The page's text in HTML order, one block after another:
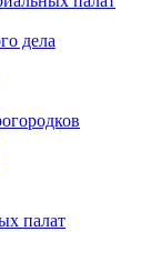
дела
палат